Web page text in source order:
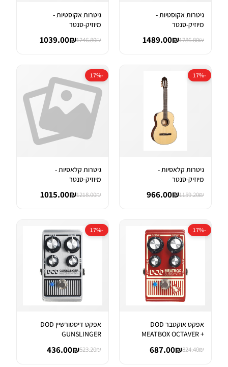
גיטרות אקוסטיות -
מיוזיק-סנטר
1786.80₪
1489.00₪
גיטרות אקוסטיות -
מיוזיק-סנטר
1246.80₪
1039.00₪
-17%
גיטרות קלאסיות -
מיוזיק-סנטר
1159.20₪
966.00₪
-17%
גיטרות קלאסיות -
מיוזיק-סנטר
1218.00₪
1015.00₪
-17%
אפקט אוקטבר DOD
MEATBOX OCTAVER +
824.40₪
687.00₪
-17%
אפקט דיסטורשיין DOD
GUNSLINGER
523.20₪
436.00₪